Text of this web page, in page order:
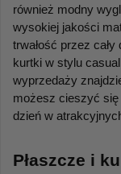
również modny
wysokiej jakości
trwałość przez
kurtki w stylu
wyprzedaży
możesz cieszyć
dzień w
Płaszcze i